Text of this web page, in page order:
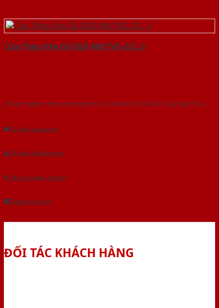
Cửa Thép Vân Gỗ SGD-KM.TVG-2CL-3
Với kinh nghiệm nhiêu năm nghiên cứu cửa theo tiêu chuẩn công nghệ Châu
Gửi yêu cầu tư vấn
Tải báo giá tổng hợp
Yêu cầu gọi lại (3 phút)
Dành cho đại lý
ĐỐI TÁC KHÁCH HÀNG